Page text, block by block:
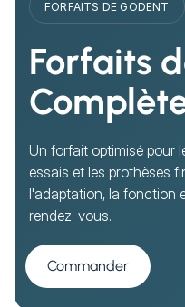
FORFAITS DE GODENT
Forfaits
Un forfait optimisé pour
essais et les prothèses
l'adaptation, la fonction
rendez-vous.
Commander